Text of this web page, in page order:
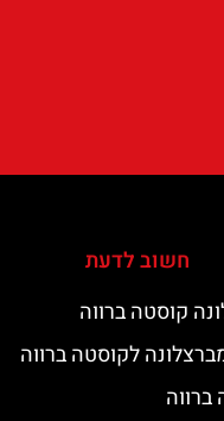
חשוב לדעת
קוסטה ברווה
לקוסטה ברווה